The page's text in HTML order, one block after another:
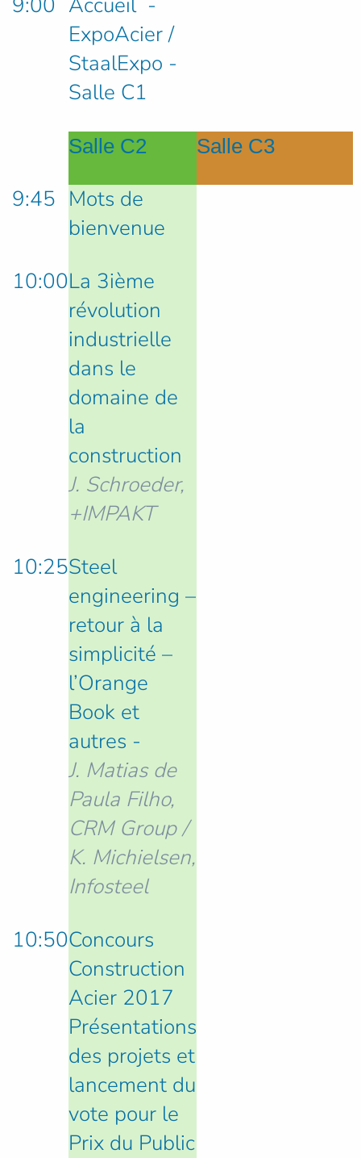
ExpoAcier /
StaalExpo -
Salle C1
Salle C2 Salle C3
9:45 Mots de
bienvenue
10:00La 3ième
révolution
industrielle
dans le
domaine de
la
construction
J. Schroeder,
+IMPAKT
10:25Steel
engineering –
retour à la
simplicité –
l’Orange
Book et
autres -
J. Matias de
Paula Filho,
CRM Group /
K. Michielsen,
Infosteel
10:50Concours
Construction
Acier 2017
Présentations
des projets et
lancement du
vote pour le
Prix du Public